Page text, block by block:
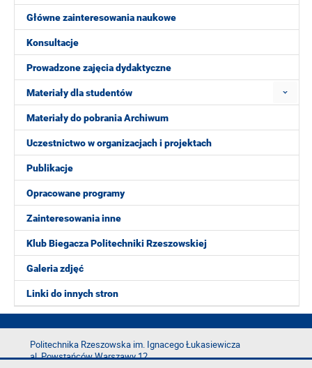
Główne zainteresowania naukowe
Konsultacje
Prowadzone zajęcia dydaktyczne
Materiały dla studentów
Materiały do pobrania Archiwum
Uczestnictwo w organizacjach i projektach
Publikacje
Opracowane programy
Zainteresowania inne
Klub Biegacza Politechniki Rzeszowskiej
Galeria zdjęć
Linki do innych stron
Politechnika Rzeszowska im. Ignacego Łukasiewicza
al. Powstańców Warszawy 12